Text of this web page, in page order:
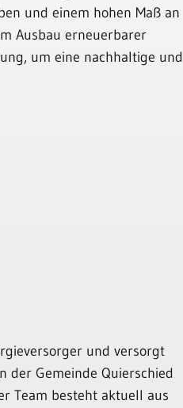
und einem hohen Maß an
Ausbau erneuerbarer
um eine nachhaltige und
und versorgt
der Gemeinde Quierschied
Team besteht aktuell aus